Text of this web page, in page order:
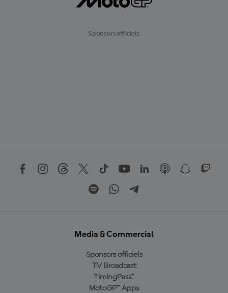
Sponsors officiels
Media & Commercial
Sponsors officiels
TV Broadcast
TimingPass™
MotoGP™ Apps